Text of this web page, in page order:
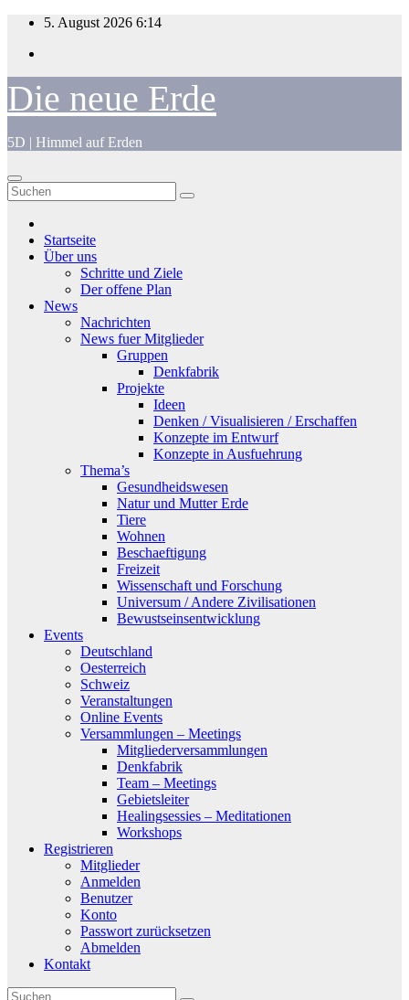
Zum
springen
5. August 2026 6:14
Die neue Erde
5D | Himmel auf Erden
Startseite
Über uns
Schritte und Ziele
Der offene Plan
News
Nachrichten
News fuer Mitglieder
Gruppen
Denkfabrik
Projekte
Ideen
Denken / Visualisieren / Erschaffen
Konzepte im Entwurf
Konzepte in Ausfuehrung
Thema’s
Gesundheidswesen
Natur und Mutter Erde
Tiere
Wohnen
Beschaeftigung
Freizeit
Wissenschaft und Forschung
Universum / Andere Zivilisationen
Bewustseinsentwicklung
Events
Deutschland
Oesterreich
Schweiz
Veranstaltungen
Online Events
Versammlungen – Meetings
Mitgliederversammlungen
Denkfabrik
Team – Meetings
Gebietsleiter
Healingsessies – Meditationen
Workshops
Registrieren
Mitglieder
Anmelden
Benutzer
Konto
Passwort zurücksetzen
Abmelden
Kontakt